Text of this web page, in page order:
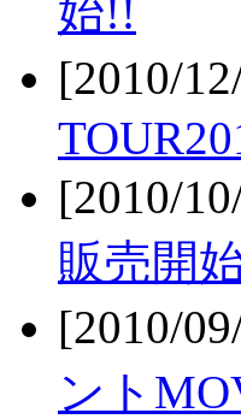
始!!
[2010/
[2010/
販売開
[2010/
ント